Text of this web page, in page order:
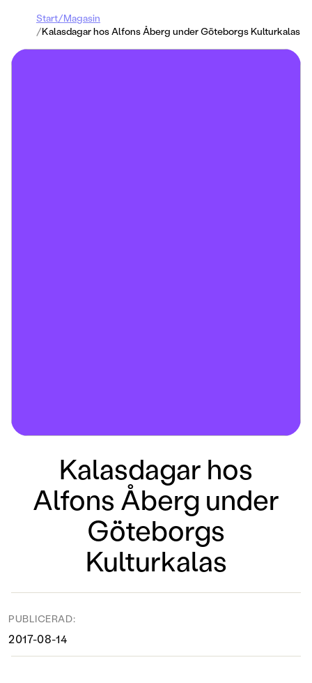
Start/Magasin
/Kalasdagar hos Alfons Åberg under Göteborgs Kulturkalas
Kalasdagar hos
Alfons Åberg under
Göteborgs
Kulturkalas
PUBLICERAD:
2017-08-14